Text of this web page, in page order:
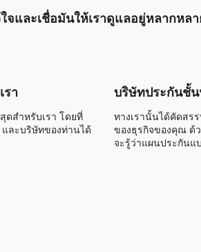
จและเชื่อมันให้เราดูแลอยู่หลากหล
รา
ดสำหรับเรา โดยที่
และบริษัทของท่านได้
บริษัทประกันชั้
ทางเรานั้นได้คัดสร
ของธุรกิจของคุณ ด้ว
จะรู้ว่าแผนประกันแ